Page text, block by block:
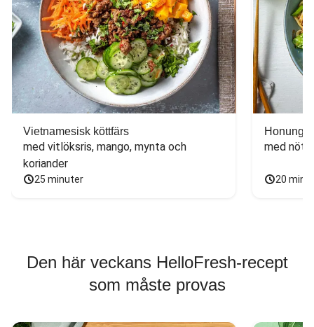
Vietnamesisk köttfärs
med vitlöksris, mango, mynta och
koriander
25 minuter
med
20
Den här veckans HelloFresh-recept
som måste provas